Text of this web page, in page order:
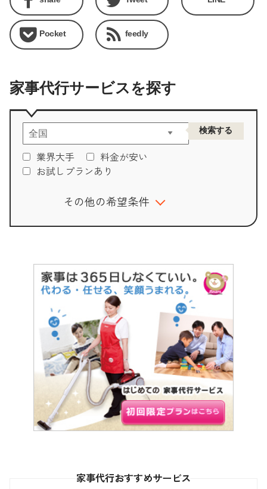
Pocket feedly
家事代行サービスを探す
業界大手
料金が安い
お試しプランあり
その他の希望条件
家事代行おすすめサービス